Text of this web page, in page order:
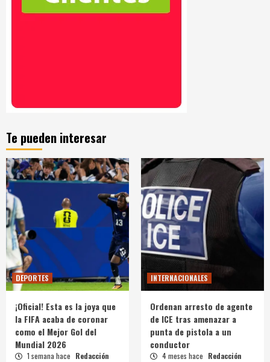
Te pueden interesar
DEPORTES
¡Oficial! Esta es la joya que
la FIFA acaba de coronar
como el Mejor Gol del
Mundial 2026
1 semana hace Redacción
INTERNACIONALES
Ordenan arresto de agente
de ICE tras amenazar a
punta de pistola a un
conductor
4 meses hace Redacción